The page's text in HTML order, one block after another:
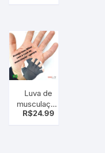
Rígido
Luva de
musculação
– Preto
R$24.99